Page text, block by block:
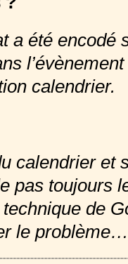
a été encodé
calendrier.
calendrier et
pas toujours
de
le problème…